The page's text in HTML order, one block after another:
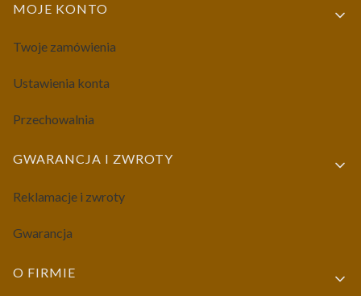
MOJE KONTO
Twoje zamówienia
Ustawienia konta
Przechowalnia
GWARANCJA I ZWROTY
Reklamacje i zwroty
Gwarancja
O FIRMIE